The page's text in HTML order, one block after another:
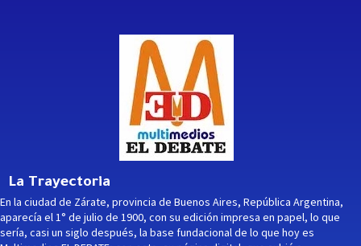
La Trayectoria
En la ciudad de Zárate, provincia de Buenos Aires, República Argentina,
aparecía el 1° de julio de 1900, con su edición impresa en papel, lo que
sería, casi un siglo después, la base fundacional de lo que hoy es